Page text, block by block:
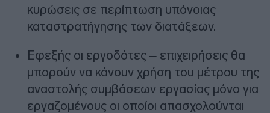
κυρώσεις σε περίπτωση υπόνοιας
καταστρατήγησης των διατάξεων.
Εφεξής οι εργοδότες – επιχειρήσεις θα
μπορούν να κάνουν χρήση του μέτρου της
αναστολής συμβάσεων εργασίας μόνο για
εργαζομένους οι οποίοι απασχολούνται